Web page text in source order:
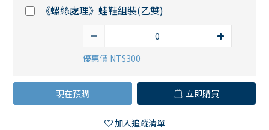
《螺絲處理》蛙鞋組裝(乙雙)
優惠價 NT$300
現在預購 立即購買
加入追蹤清單